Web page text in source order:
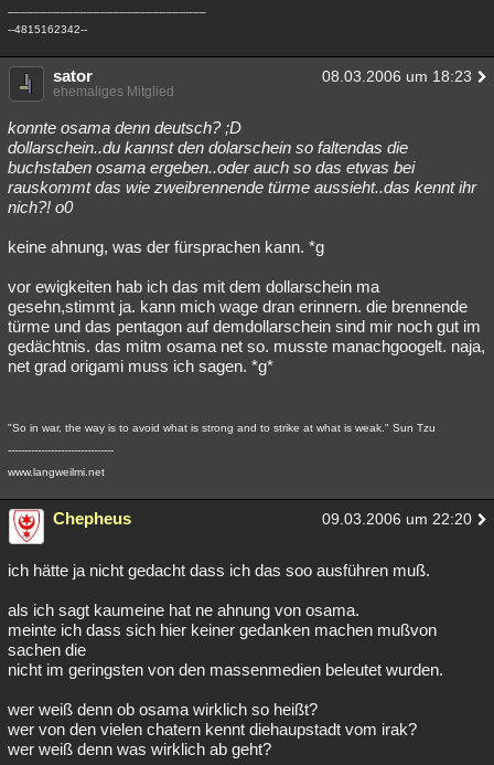
--4815162342--
sator 08.03.2006 um 18:23
ehemaliges Mitglied
konnte osama denn deutsch? ;D
dollarschein..du kannst den dolarschein so faltendas die
buchstaben osama ergeben..oder auch so das etwas bei
rauskommt das wie zweibrennende türme aussieht..das kennt ihr
nich?! o0
keine ahnung, was der fürsprachen kann. *g
vor ewigkeiten hab ich das mit dem dollarschein ma
gesehn,stimmt ja. kann mich wage dran erinnern. die brennende
türme und das pentagon auf demdollarschein sind mir noch gut im
gedächtnis. das mitm osama net so. musste manachgoogelt. naja,
net grad origami muss ich sagen. *g*
"So in war, the way is to avoid what is strong and to strike at what is weak." Sun Tzu
--------------------------------
www.langweilmi.net
Chepheus 09.03.2006 um 22:20
ich hätte ja nicht gedacht dass ich das soo ausführen muß.
als ich sagt kaumeine hat ne ahnung von osama.
meinte ich dass sich hier keiner gedanken machen mußvon
sachen die
nicht im geringsten von den massenmedien beleutet wurden.
wer weiß denn ob osama wirklich so heißt?
wer von den vielen chatern kennt diehaupstadt vom irak?
wer weiß denn was wirklich ab geht?